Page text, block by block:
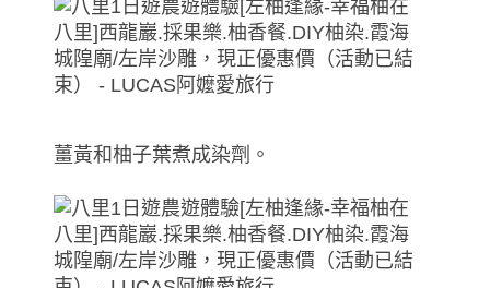
薑黃和柚子葉煮成染劑。